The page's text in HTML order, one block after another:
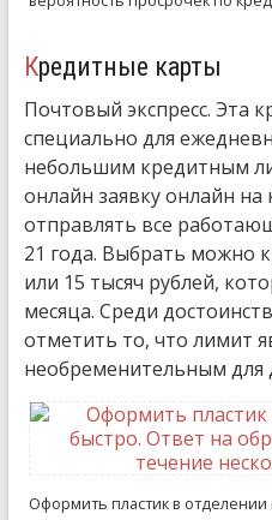
Кредитные карты
Почтовый экспресс. Эта
специально для
небольшим кредитным
онлайн заявку онлайн
отправлять все
21 года. Выбрать можно
или 15 тысяч рублей,
месяца. Среди
отметить то, что лимит
необременительным для
Оформить пластик в